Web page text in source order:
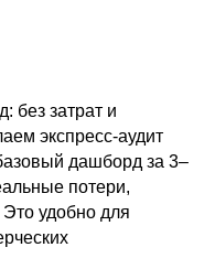
без затрат и
экспресс-аудит
дашборд за 3–
потери,
удобно для